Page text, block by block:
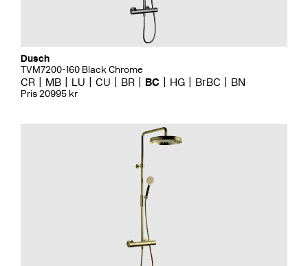
Dusch
TVM7200-160 Black Chrome
CR MB LU CU BR BC HG BrBC BN
Pris 20995 kr